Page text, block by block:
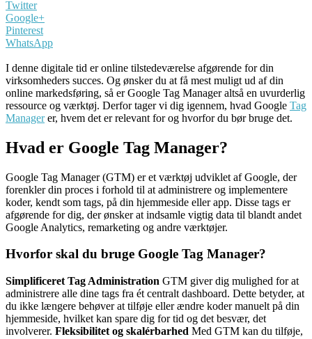
Twitter
Google+
Pinterest
WhatsApp
I denne digitale tid er online tilstedeværelse afgørende for din
virksomheders succes. Og ønsker du at få mest muligt ud af din
online markedsføring, så er Google Tag Manager altså en uvurderlig
ressource og værktøj. Derfor tager vi dig igennem, hvad Google Tag
Managerer, hvem det er relevant for og hvorfor du bør bruge det.
Hvad er Google Tag Manager?
Google Tag Manager (GTM) er et værktøj udviklet af Google, der
forenkler din proces i forhold til at administrere og implementere
koder, kendt som tags, på din hjemmeside eller app. Disse tags er
afgørende for dig, der ønsker at indsamle vigtig data til blandt andet
Google Analytics, remarketing og andre værktøjer.
Hvorfor skal du bruge Google Tag Manager?
Simplificeret Tag Administration GTM giver dig mulighed for at
administrere alle dine tags fra ét centralt dashboard. Dette betyder, at
du ikke længere behøver at tilføje eller ændre koder manuelt på din
hjemmeside, hvilket kan spare dig for tid og det besvær, det
involverer. Fleksibilitet og skalérbarhed Med GTM kan du tilføje,